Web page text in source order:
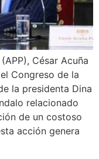
César Acuña
Congreso de la
la presidenta Dina
relacionado
de un costoso
acción genera